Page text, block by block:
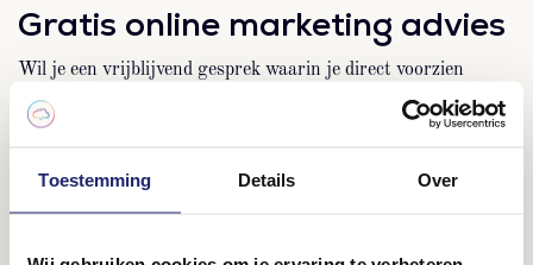
Toestemming Details Over
Gratis online marketing advies
Wil je een vrijblijvend gesprek waarin je direct voorzien
wordt van gratis advies? Dat kan! Ook kun je contact
opnemen voor meer informatie. Ontdek de vele mogelijkheden
van
internet marketing in Venlo